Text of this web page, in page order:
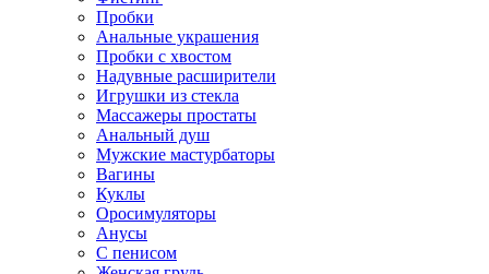
Пробки
Анальные украшения
Пробки с хвостом
Надувные расширители
Игрушки из стекла
Массажеры простаты
Анальный душ
Мужские мастурбаторы
Вагины
Куклы
Оросимуляторы
Анусы
С пенисом